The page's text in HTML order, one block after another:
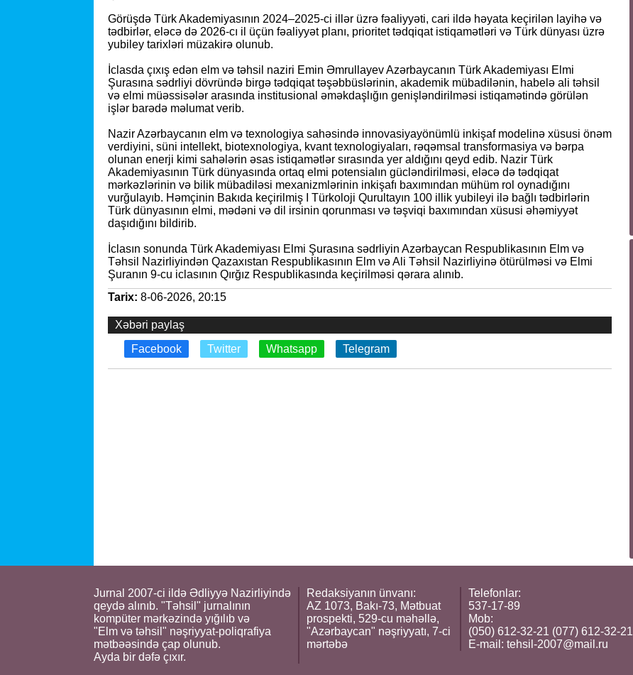
Görüşdə Türk Akademiyasının 2024–2025-ci illər üzrə fəaliyyəti, cari ildə həyata keçirilən layihə və
tədbirlər, eləcə də 2026-cı il üçün fəaliyyət planı, prioritet tədqiqat istiqamətləri və Türk dünyası üzrə
yubiley tarixləri müzakirə olunub.
İclasda çıxış edən elm və təhsil naziri Emin Əmrullayev Azərbaycanın Türk Akademiyası Elmi
Şurasına sədrliyi dövründə birgə tədqiqat təşəbbüslərinin, akademik mübadilənin, habelə ali təhsil
və elmi müəssisələr arasında institusional əməkdaşlığın genişləndirilməsi istiqamətində görülən
işlər barədə məlumat verib.
Nazir Azərbaycanın elm və texnologiya sahəsində innovasiyayönümlü inkişaf modelinə xüsusi önəm
verdiyini, süni intellekt, biotexnologiya, kvant texnologiyaları, rəqəmsal transformasiya və bərpa
olunan enerji kimi sahələrin əsas istiqamətlər sırasında yer aldığını qeyd edib. Nazir Türk
Akademiyasının Türk dünyasında ortaq elmi potensialın gücləndirilməsi, eləcə də tədqiqat
mərkəzlərinin və bilik mübadiləsi mexanizmlərinin inkişafı baxımından mühüm rol oynadığını
vurğulayıb. Həmçinin Bakıda keçirilmiş I Türkoloji Qurultayın 100 illik yubileyi ilə bağlı tədbirlərin
Türk dünyasının elmi, mədəni və dil irsinin qorunması və təşviqi baxımından xüsusi əhəmiyyət
daşıdığını bildirib.
İclasın sonunda Türk Akademiyası Elmi Şurasına sədrliyin Azərbaycan Respublikasının Elm və
Təhsil Nazirliyindən Qazaxıstan Respublikasının Elm və Ali Təhsil Nazirliyinə ötürülməsi və Elmi
Şuranın 9-cu iclasının Qırğız Respublikasında keçirilməsi qərara alınıb.
Tarix: 8-06-2026, 20:15
Xəbəri paylaş
Facebook
Twitter Whatsapp Telegram
Jurnal 2007-ci ildə Ədliyyə Nazirliyində
qeydə alınıb. "Təhsil" jurnalının
kompüter mərkəzində yığılıb və
"Elm və təhsil" nəşriyyat-poliqrafiya
mətbəəsində çap olunub.
Ayda bir dəfə çıxır.
Redaksiyanın ünvanı:
AZ 1073, Bakı-73, Mətbuat
prospekti, 529-cu məhəllə,
"Azərbaycan" nəşriyyatı, 7-ci
mərtəbə
Telefonlar:
537-17-89
Mob:
(050) 612-32-21 (077) 612-32-21
E-mail: tehsil-2007@mail.ru